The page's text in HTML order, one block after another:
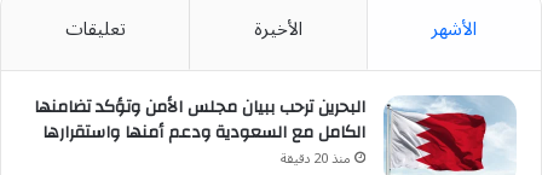
الأشهر الأخيرة تعليقات
البحرين ترحب ببيان مجلس الأمن وتؤكد تضامنها
الكامل مع السعودية ودعم أمنها واستقرارها
منذ 20 دقيقة